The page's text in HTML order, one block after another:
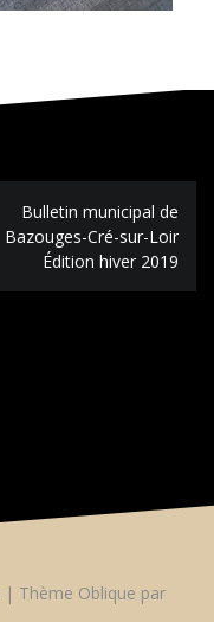
Bulletin municipal de
Bazouges-Cré-sur-Loir
Édition hiver 2019
| Thème Oblique par